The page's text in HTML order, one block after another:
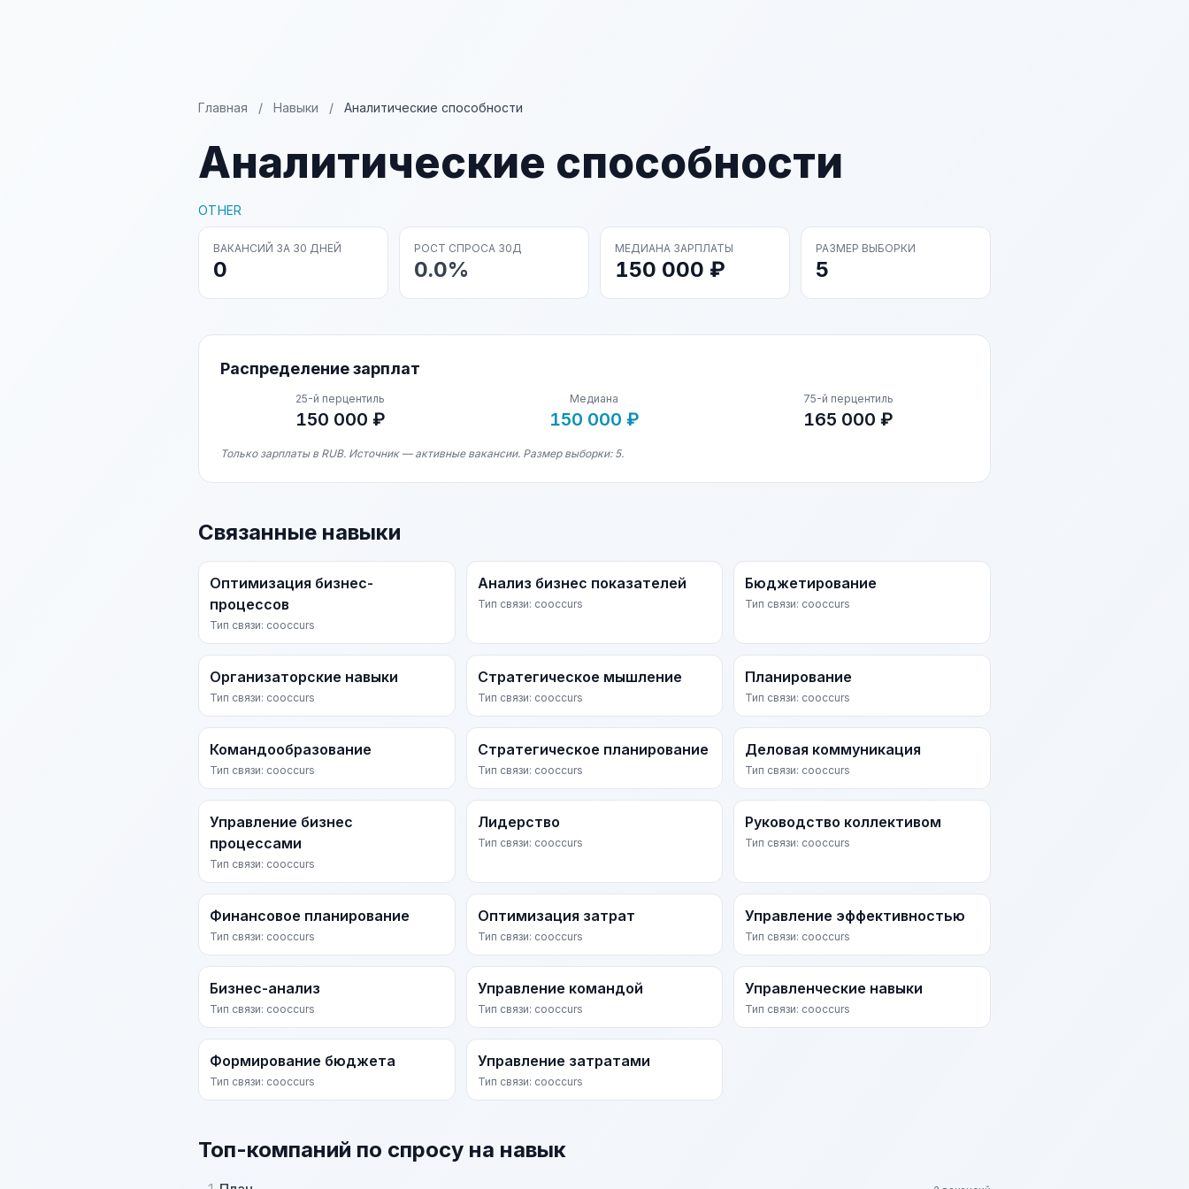
Главная / Навыки / Аналитические способности
Аналитические способности
OTHER
ВАКАНСИЙ ЗА 30 ДНЕЙ
0
РОСТ СПРОСА 30Д
0.0%
МЕДИАНА ЗАРПЛАТЫ
150 000 ₽
РАЗМЕР ВЫБОРКИ
5
Распределение зарплат
25-й перцентиль
150 000 ₽
Медиана
150 000 ₽
75-й перцентиль
165 000 ₽
Только зарплаты в RUB. Источник — активные вакансии. Размер выборки: 5.
Связанные навыки
Оптимизация бизнес-
процессов
Тип связи: cooccurs
Анализ бизнес показателей
Тип связи: cooccurs
Бюджетирование
Тип связи: cooccurs
Организаторские навыки
Тип связи: cooccurs
Стратегическое мышление
Тип связи: cooccurs
Планирование
Тип связи: cooccurs
Командообразование
Тип связи: cooccurs
Стратегическое планирование
Тип связи: cooccurs
Деловая коммуникация
Тип связи: cooccurs
Управление бизнес
процессами
Тип связи: cooccurs
Лидерство
Тип связи: cooccurs
Руководство коллективом
Тип связи: cooccurs
Финансовое планирование
Тип связи: cooccurs
Оптимизация затрат
Тип связи: cooccurs
Управление эффективностью
Тип связи: cooccurs
Бизнес-анализ
Тип связи: cooccurs
Управление командой
Тип связи: cooccurs
Управленческие навыки
Тип связи: cooccurs
Формирование бюджета
Тип связи: cooccurs
Управление затратами
Тип связи: cooccurs
Топ-компаний по спросу на навык